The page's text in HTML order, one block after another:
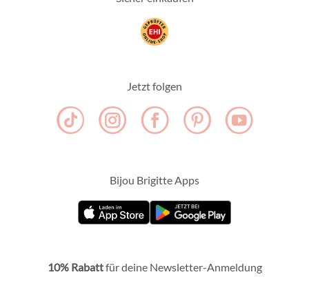
Jetzt folgen
Bijou Brigitte Apps
10% Rabattfür deine Newsletter-Anmeldung